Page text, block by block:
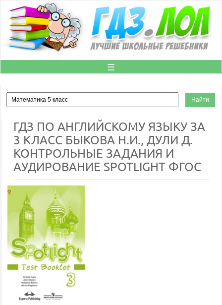
☰
ГДЗ ПО АНГЛИЙСКОМУ ЯЗЫКУ ЗА
3 КЛАСС БЫКОВА Н.И., ДУЛИ Д.
КОНТРОЛЬНЫЕ ЗАДАНИЯ И
АУДИРОВАНИЕ SPOTLIGHT ФГОС